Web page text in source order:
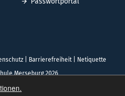
Barrierefreiheit| Netiquette
Merseburg 2026